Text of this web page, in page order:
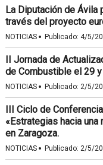
La Diputación de Ávila
través del proyecto
NOTICIAS · Publicado: 4/5/
II Jornada de
de Combustible el 29
NOTICIAS · Publicado: 2/5/
III Ciclo de
«Estrategias hacia
en Zaragoza.
NOTICIAS · Publicado: 2/5/